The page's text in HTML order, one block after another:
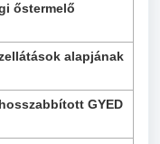
őstermelő
alapjának
GYED